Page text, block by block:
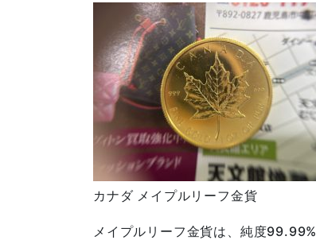
カナダ メイプルリーフ金貨
メイプルリーフ金貨は、純度99.99%